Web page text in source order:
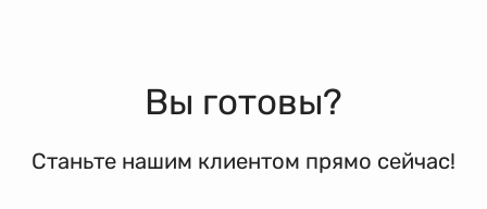
Вы готовы?
Станьте нашим клиентом прямо сейчас!